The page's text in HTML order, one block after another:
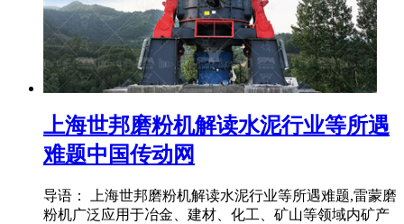
上海世邦磨粉机解读水泥行业等所遇
难题中国传动网
导语： 上海世邦磨粉机解读水泥行业等所遇难题,雷蒙磨
粉机广泛应用于冶金、建材、化工、矿山等领域内矿产